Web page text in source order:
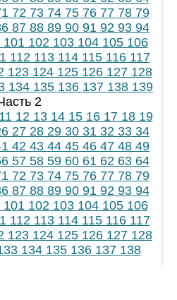
72 73 74 75 76 77 78 79
87 88 89 90 91 92 93 94
101102103104105106
112113114115116117
123 124 125 126 127 128
134 135 136 137 138 139
2
1213141516171819
27 28 29 30 31 32 33 34
42 43 44 45 46 47 48 49
57 58 59 60 61 62 63 64
72 73 74 75 76 77 78 79
87 88 89 90 91 92 93 94
101102103104105106
112113114115116117
123 124 125 126 127 128
134135136137138